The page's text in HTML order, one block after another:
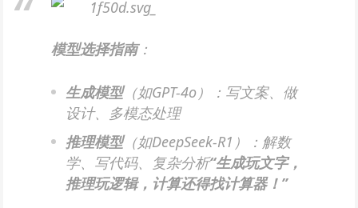
模型选择指南​：
生成模型​（如GPT-4o）：写文案、做
设计、多模态处理
推理模型​（如DeepSeek-R1）：解数
学、写代码、复杂分析​​“生成玩文字，
推理玩逻辑，计算还得找计算器！”​